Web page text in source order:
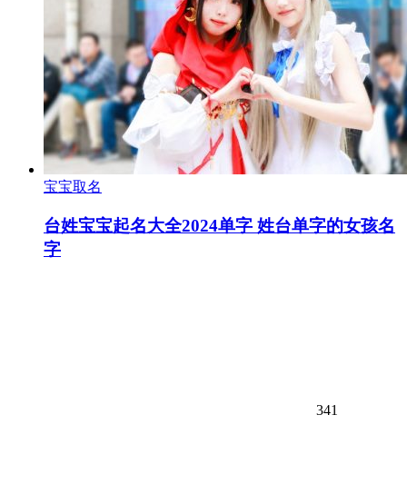
宝宝取名
台姓宝宝起名大全2024单字 姓台单字的女孩名
字
341